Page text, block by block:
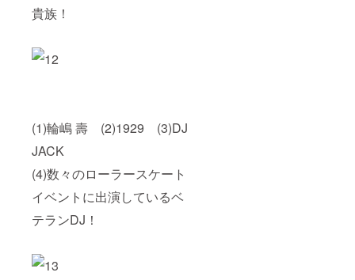
貴族！
(1)輪嶋 壽 (2)1929 (3)DJ
JACK
(4)数々のローラースケート
イベントに出演しているベ
テランDJ！